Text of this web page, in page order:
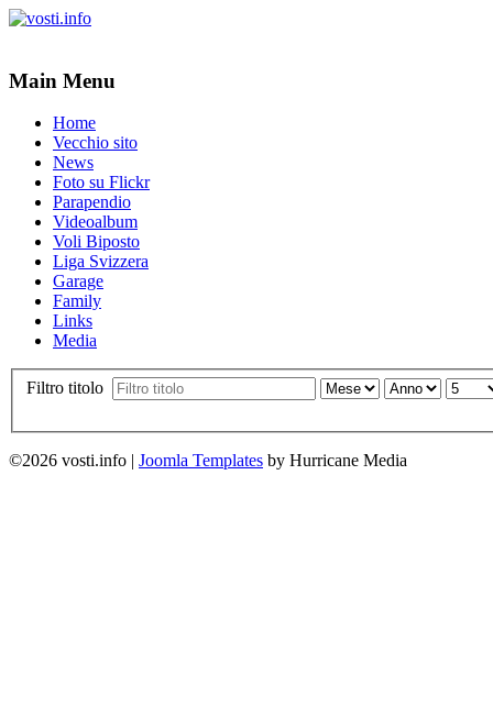
Main Menu
Home
Vecchio sito
News
Foto su Flickr
Parapendio
Videoalbum
Voli Biposto
Liga Svizzera
Garage
Family
Links
Media
Filtro titolo
©2026 vosti.info | Joomla Templates by Hurricane Media